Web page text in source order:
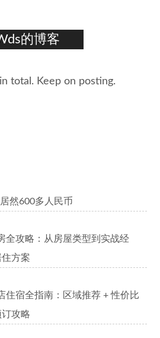
的博客
total. Keep on posting.
然600多人民币
全攻略：从房屋类型到实战经
方案
住宿全指南：区域推荐 + 性价比
攻略